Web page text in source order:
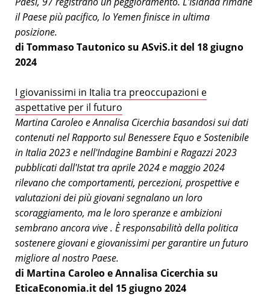
il Paese più pacifico, lo Yemen finisce in ultima
posizione.
di Tommaso Tautonico su ASviS.it del 18 giugno
2024
I giovanissimi in Italia tra preoccupazioni e
aspettative per il futuro
Martina Caroleo e Annalisa Cicerchia basandosi sui dati
contenuti nel Rapporto sul Benessere Equo e Sostenibile
in Italia 2023 e nell'Indagine Bambini e Ragazzi 2023
pubblicati dall'Istat tra aprile 2024 e maggio 2024
rilevano che comportamenti, percezioni, prospettive e
valutazioni dei più giovani segnalano un loro
scoraggiamento, ma le loro speranze e ambizioni
sembrano ancora vive . È responsabilità della politica
sostenere giovani e giovanissimi per garantire un futuro
migliore al nostro Paese.
di Martina Caroleo e Annalisa Cicerchia su
EticaEconomia.it del 15 giugno 2024